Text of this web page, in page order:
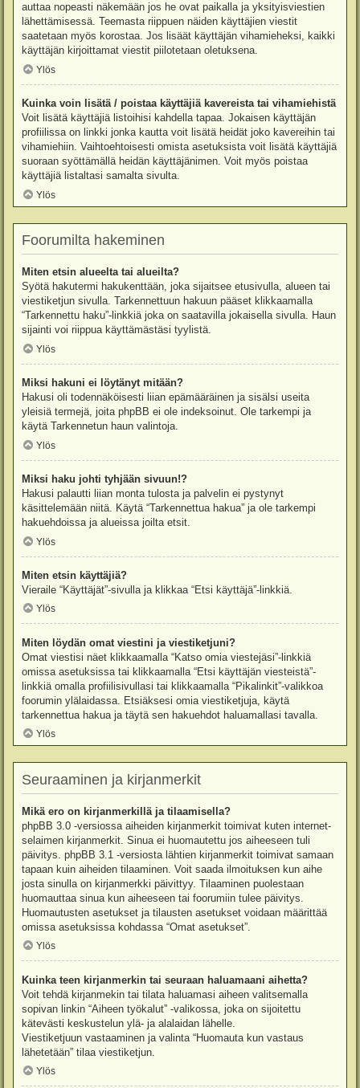
auttaa nopeasti näkemään jos he ovat paikalla ja yksityisviestien
lähettämisessä. Teemasta riippuen näiden käyttäjien viestit
saatetaan myös korostaa. Jos lisäät käyttäjän vihamieheksi, kaikki
käyttäjän kirjoittamat viestit piilotetaan oletuksena.
Ylös
Kuinka voin lisätä / poistaa käyttäjiä kavereista tai vihamiehistä
Voit lisätä käyttäjiä listoihisi kahdella tapaa. Jokaisen käyttäjän
profiilissa on linkki jonka kautta voit lisätä heidät joko kavereihin tai
vihamiehiin. Vaihtoehtoisesti omista asetuksista voit lisätä käyttäjiä
suoraan syöttämällä heidän käyttäjänimen. Voit myös poistaa
käyttäjiä listaltasi samalta sivulta.
Ylös
Foorumilta hakeminen
Miten etsin alueelta tai alueilta?
Syötä hakutermi hakukenttään, joka sijaitsee etusivulla, alueen tai
viestiketjun sivulla. Tarkennettuun hakuun pääset klikkaamalla
“Tarkennettu haku”-linkkiä joka on saatavilla jokaisella sivulla. Haun
sijainti voi riippua käyttämästäsi tyylistä.
Ylös
Miksi hakuni ei löytänyt mitään?
Hakusi oli todennäköisesti liian epämääräinen ja sisälsi useita
yleisiä termejä, joita phpBB ei ole indeksoinut. Ole tarkempi ja
käytä Tarkennetun haun valintoja.
Ylös
Miksi haku johti tyhjään sivuun!?
Hakusi palautti liian monta tulosta ja palvelin ei pystynyt
käsittelemään niitä. Käytä “Tarkennettua hakua” ja ole tarkempi
hakuehdoissa ja alueissa joilta etsit.
Ylös
Miten etsin käyttäjiä?
Vieraile “Käyttäjät”-sivulla ja klikkaa “Etsi käyttäjä”-linkkiä.
Ylös
Miten löydän omat viestini ja viestiketjuni?
Omat viestisi näet klikkaamalla “Katso omia viestejäsi”-linkkiä
omissa asetuksissa tai klikkaamalla “Etsi käyttäjän viesteistä”-
linkkiä omalla profiilisivullasi tai klikkaamalla “Pikalinkit”-valikkoa
foorumin ylälaidassa. Etsiäksesi omia viestiketjuja, käytä
tarkennettua hakua ja täytä sen hakuehdot haluamallasi tavalla.
Ylös
Seuraaminen ja kirjanmerkit
Mikä ero on kirjanmerkillä ja tilaamisella?
phpBB 3.0 -versiossa aiheiden kirjanmerkit toimivat kuten internet-
selaimen kirjanmerkit. Sinua ei huomautettu jos aiheeseen tuli
päivitys. phpBB 3.1 -versiosta lähtien kirjanmerkit toimivat samaan
tapaan kuin aiheiden tilaaminen. Voit saada ilmoituksen kun aihe
josta sinulla on kirjanmerkki päivittyy. Tilaaminen puolestaan
huomauttaa sinua kun aiheeseen tai foorumiin tulee päivitys.
Huomautusten asetukset ja tilausten asetukset voidaan määrittää
omissa asetuksissa kohdassa “Omat asetukset”.
Ylös
Kuinka teen kirjanmerkin tai seuraan haluamaani aihetta?
Voit tehdä kirjanmekin tai tilata haluamasi aiheen valitsemalla
sopivan linkin “Aiheen työkalut” -valikossa, joka on sijoitettu
kätevästi keskustelun ylä- ja alalaidan lähelle.
Viestiketjuun vastaaminen ja valinta “Huomauta kun vastaus
lähetetään” tilaa viestiketjun.
Ylös